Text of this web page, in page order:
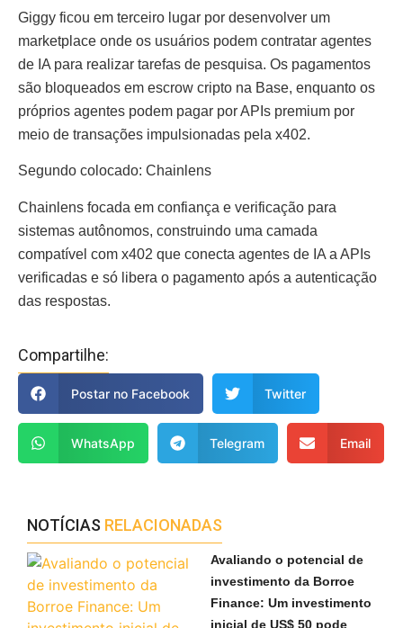
Giggy ficou em terceiro lugar por desenvolver um
marketplace onde os usuários podem contratar agentes
de IA para realizar tarefas de pesquisa. Os pagamentos
são bloqueados em escrow cripto na Base, enquanto os
próprios agentes podem pagar por APIs premium por
meio de transações impulsionadas pela x402.
Segundo colocado: Chainlens
Chainlens focada em confiança e verificação para
sistemas autônomos, construindo uma camada
compatível com x402 que conecta agentes de IA a APIs
verificadas e só libera o pagamento após a autenticação
das respostas.
Compartilhe:
Postar no Facebook Twitter
WhatsApp Telegram Email
NOTÍCIAS RELACIONADAS
Avaliando o potencial de
investimento da Borroe
Finance: Um investimento
inicial de US$ 50 pode